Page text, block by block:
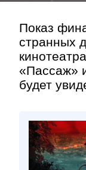
Показ
странных
«Пассаж»
будет